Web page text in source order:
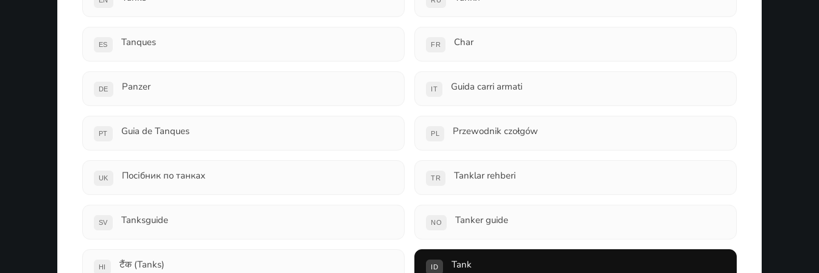
ES Tanques FR Char
DE Panzer IT Guida carri armati
PT Guia de Tanques PL Przewodnik czołgów
UK Посібник по танках TR Tanklar rehberi
SV Tanksguide NO Tanker guide
HI टैंक (Tanks) ID Tank